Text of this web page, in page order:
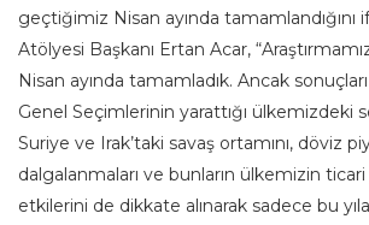
geçtiğimiz Nisan ayında tamamlandığını
Atölyesi Başkanı Ertan Acar,
Nisan ayında tamamladık. Ancak
Genel Seçimlerinin yarattığı ülkemizdeki
Suriye ve Irak’taki savaş ortamını, döviz
dalgalanmaları ve bunların ülkemizin
etkilerini de dikkate alınarak sadece bu